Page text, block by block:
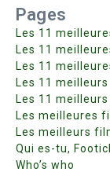
Pages
Les 11
Les 11
Les 11
Les 11
Les 11
Les meilleures
Les meilleurs
Qui es-tu,
Who’s who